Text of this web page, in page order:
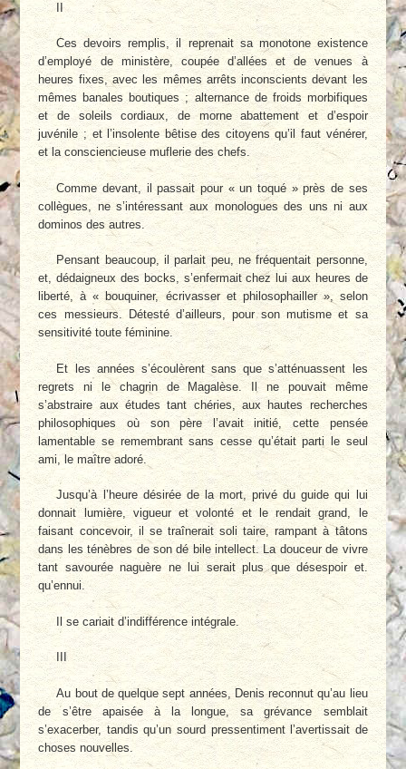
Ces devoirs remplis, il reprenait sa monotone existence
d’employé de ministère, coupée d’allées et de venues à
heures fixes, avec les mêmes arrêts inconscients devant les
mêmes banales boutiques ; alternance de froids morbifiques
et de soleils cordiaux, de morne abattement et d’espoir
juvénile ; et l’insolente bêtise des citoyens qu’il faut vénérer,
et la consciencieuse muflerie des chefs.
Comme devant, il passait pour « un toqué » près de ses
collègues, ne s’intéressant aux monologues des uns ni aux
dominos des autres.
Pensant beaucoup, il parlait peu, ne fréquentait personne,
et, dédaigneux des bocks, s’enfermait chez lui aux heures de
liberté, à « bouquiner, écrivasser et philosophailler », selon
ces messieurs. Détesté d’ailleurs, pour son mutisme et sa
sensitivité toute féminine.
Et les années s’écoulèrent sans que s’atténuassent les
regrets ni le chagrin de Magalèse. Il ne pouvait même
s’abstraire aux études tant chéries, aux hautes recherches
philosophiques où son père l’avait initié, cette pensée
lamentable se remembrant sans cesse qu’était parti le seul
ami, le maître adoré.
Jusqu’à l’heure désirée de la mort, privé du guide qui lui
donnait lumière, vigueur et volonté et le rendait grand, le
faisant concevoir, il se traînerait soli taire, rampant à tâtons
dans les ténèbres de son dé bile intellect. La douceur de vivre
tant savourée naguère ne lui serait plus que désespoir et.
qu’ennui.
Il se cariait d’indifférence intégrale.
III
Au bout de quelque sept années, Denis reconnut qu’au lieu
de s’être apaisée à la longue, sa grévance semblait
s’exacerber, tandis qu’un sourd pressentiment l’avertissait de
choses nouvelles.